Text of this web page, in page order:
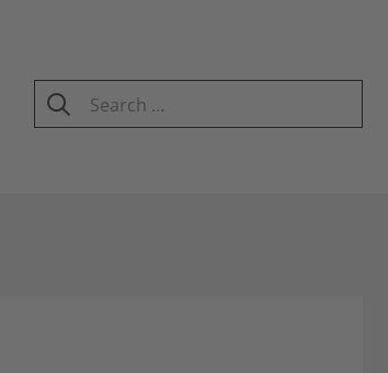
SEARCH
Search
for: